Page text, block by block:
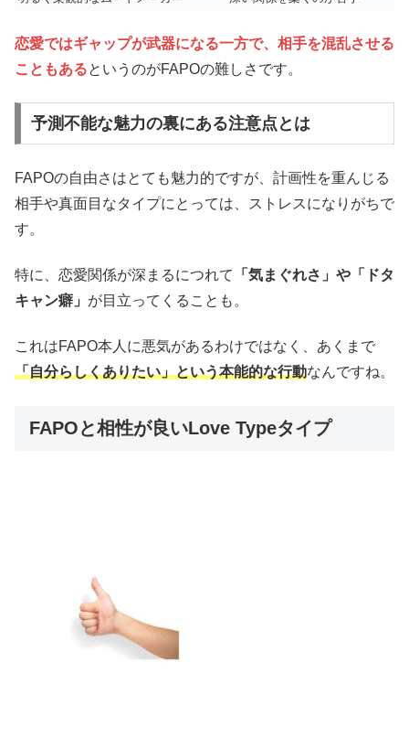
恋愛ではギャップが武器になる一方で、相手を混乱させる
こともあるというのがFAPOの難しさです。
予測不能な魅力の裏にある注意点とは
FAPOの自由さはとても魅力的ですが、計画性を重んじる
相手や真面目なタイプにとっては、ストレスになりがちで
す。
特に、恋愛関係が深まるにつれて
「気まぐれさ」や「ドタ
キャン癖」 が目立ってくることも。
これはFAPO本人に悪気があるわけではなく、あくまで
「自分らしくありたい」という本能的な行動なんですね。
FAPOと相性が良いLove Typeタイプ